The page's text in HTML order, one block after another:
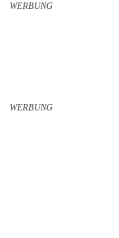
WERBUNG
WERBUNG